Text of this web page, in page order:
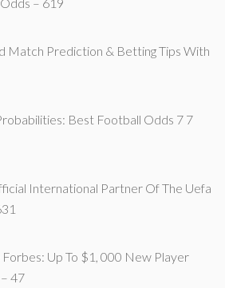
Match Prediction & Betting Tips With
Best Football Odds 7 7
International Partner Of The Uefa
Up To $1, 000 New Player
47